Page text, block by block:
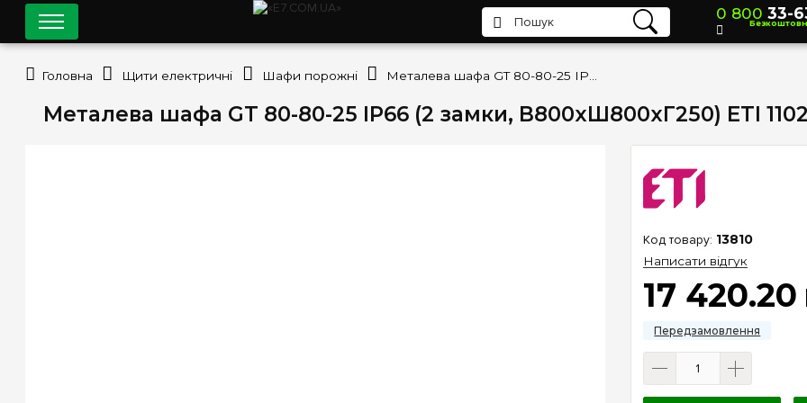
Металева шафа GT 80-80-25 IP66 (2 замки, В800xШ800xГ250) ETI
13810
Написати відгук
17 420.20
0 800 33-
Головна Щити електричні Шафи порожні